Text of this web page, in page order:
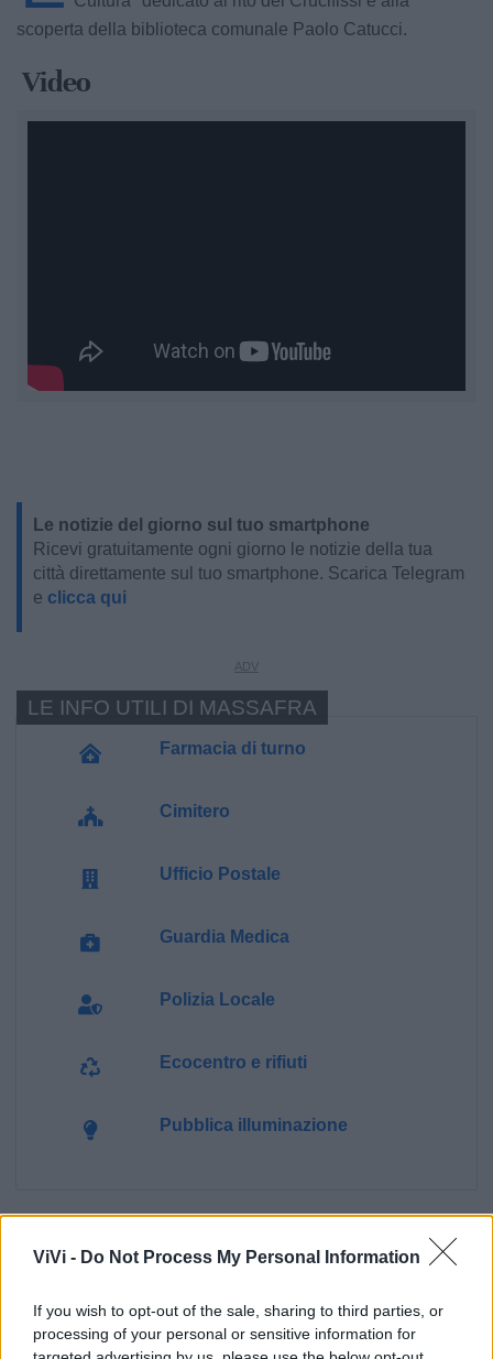
ViVi - Do Not Process My Personal Information
If you wish to opt-out of the sale, sharing to third parties, or
processing of your personal or sensitive information for
scoperta della biblioteca comunale Paolo Catucci.
Video
Le notizie del giorno sul tuo smartphone
Ricevi gratuitamente ogni giorno le notizie della tua
città direttamente sul tuo smartphone. Scarica Telegram
e clicca qui
Farmacia di turno
Cimitero
Ufficio Postale
Guardia Medica
Polizia Locale
Ecocentro e rifiuti
Pubblica illuminazione
LE INFO UTILI DI MASSAFRA